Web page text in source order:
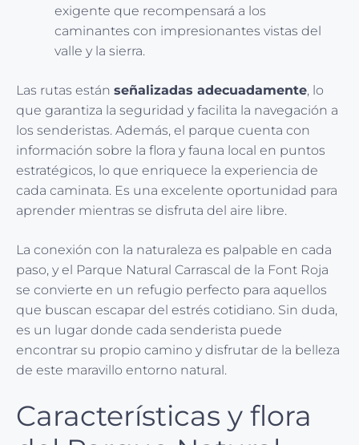
exigente que recompensará a los
caminantes con impresionantes vistas del
valle y la sierra.
Las rutas están señalizadas adecuadamente, lo
que garantiza la seguridad y facilita la navegación a
los senderistas. Además, el parque cuenta con
información sobre la flora y fauna local en puntos
estratégicos, lo que enriquece la experiencia de
cada caminata. Es una excelente oportunidad para
aprender mientras se disfruta del aire libre.
La conexión con la naturaleza es palpable en cada
paso, y el Parque Natural Carrascal de la Font Roja
se convierte en un refugio perfecto para aquellos
que buscan escapar del estrés cotidiano. Sin duda,
es un lugar donde cada senderista puede
encontrar su propio camino y disfrutar de la belleza
de este maravillo entorno natural.
Características y flora